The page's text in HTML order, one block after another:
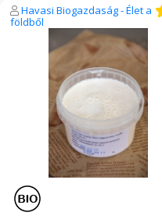
Havasi Biogazdaság - Élet a
földből